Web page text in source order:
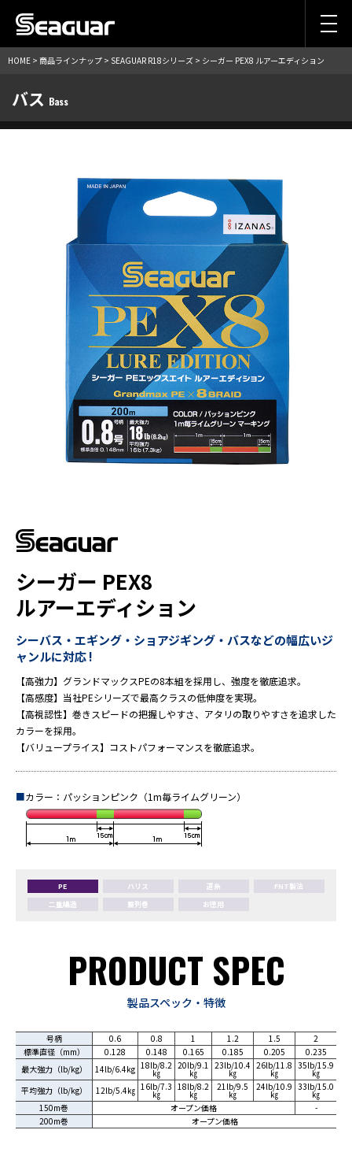
HOME > 商品ラインナップ > SEAGUAR R18シリーズ > シーガー PEX8 ルアーエディション
バス Bass
シーガー PEX8
ルアーエディション
シーバス・エギング・ショアジギング・バスなどの幅広いジ
ャンルに対応 !
【高強力】グランドマックスPEの8本組を採用し、強度を徹底追求。
【高感度】当社PEシリーズで最高クラスの低伸度を実現。
【高視認性】巻きスピードの把握しやすさ、アタリの取りやすさを追求した
カラーを採用。
【バリュープライス】コストパフォーマンスを徹底追求。
■カラー：パッションピンク（1m毎ライムグリーン）
PE ハリス 道糸
FNT製法
二重構造
整列巻 お徳用
PRODUCT SPEC
製品スペック・特徴
号柄 0.6 0.8 1 1.2 1.5
2
標準直径（mm）
0.128 0.148 0.165 0.185 0.205
0.235
最大強力（lb/kg）
14lb/6.4kg 18lb/8.2
㎏
20lb/9.1
㎏
23lb/10.4
㎏
26lb/11.8
㎏
35lb/15.9
㎏
平均強力（lb/kg）
12lb/5.4㎏ 16lb/7.3
㎏
18lb/8.2
㎏
21lb/9.5
㎏
24lb/10.9
㎏
33lb/15.0
㎏
150m巻
オープン価格
-
200m巻
オープン価格